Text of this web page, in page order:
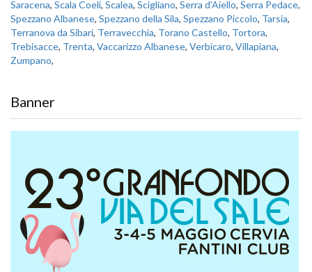
Saracena, Scala Coeli, Scalea, Scigliano, Serra d'Aiello, Serra Pedace,
Spezzano Albanese, Spezzano della Sila, Spezzano Piccolo, Tarsia,
Terranova da Sibari, Terravecchia, Torano Castello, Tortora,
Trebisacce, Trenta, Vaccarizzo Albanese, Verbicaro, Villapiana,
Zumpano,
Banner